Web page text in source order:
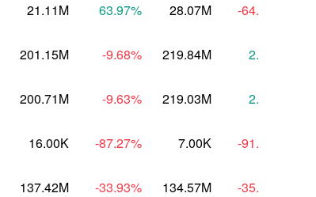
21.11M 63.97% 28.07M -64.75
201.15M -9.68% 219.84M 2.25
200.71M -9.63% 219.03M 2.46
16.00K -87.27% 7.00K -91.91
137.42M -33.93% 134.57M -35.67